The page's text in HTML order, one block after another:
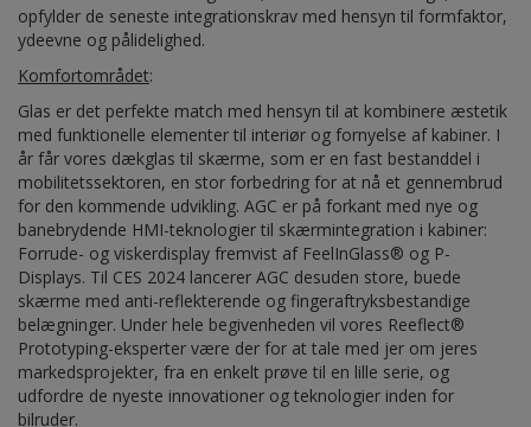
opfylder de seneste integrationskrav med hensyn til formfaktor,
ydeevne og pålidelighed.
Komfortområdet:
Glas er det perfekte match med hensyn til at kombinere æstetik
med funktionelle elementer til interiør og fornyelse af kabiner. I
år får vores dækglas til skærme, som er en fast bestanddel i
mobilitetssektoren, en stor forbedring for at nå et gennembrud
for den kommende udvikling. AGC er på forkant med nye og
banebrydende HMI-teknologier til skærmintegration i kabiner:
Forrude- og viskerdisplay fremvist af FeelInGlass® og P-
Displays. Til CES 2024 lancerer AGC desuden store, buede
skærme med anti-reflekterende og fingeraftryksbestandige
belægninger. Under hele begivenheden vil vores Reeflect®
Prototyping-eksperter være der for at tale med jer om jeres
markedsprojekter, fra en enkelt prøve til en lille serie, og
udfordre de nyeste innovationer og teknologier inden for
bilruder.